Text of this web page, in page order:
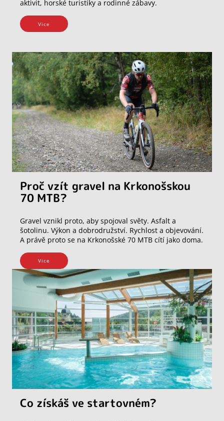
aktivit, horské turistiky a rodinné zábavy.
Vice
Proč vzít gravel na Krkonošskou
70 MTB?
Gravel vznikl proto, aby spojoval světy. Asfalt a
šotolinu. Výkon a dobrodružství. Rychlost a objevování.
A právě proto se na Krkonošské 70 MTB cítí jako doma.
Vice
Co získáš ve startovném?